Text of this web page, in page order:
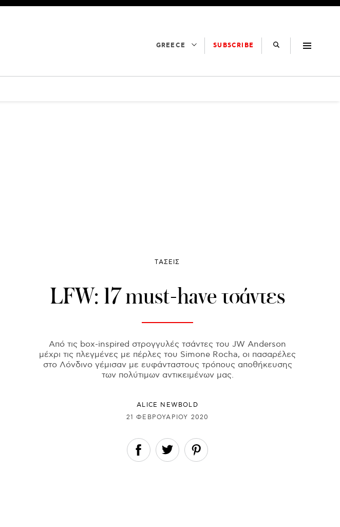
GREECE SUBSCRIBE
ΤΑΣΕΙΣ
LFW: 17 must-have τσάντες
Από τις box-inspired στρογγυλές τσάντες του JW Anderson
μέχρι τις πλεγμένες με πέρλες του Simone Rocha, οι πασαρέλες
στο Λόνδινο γέμισαν με ευφάνταστους τρόπους αποθήκευσης
των πολύτιμων αντικειμένων μας.
ALICE NEWBOLD
21 ΦΕΒΡΟΥΑΡΊΟΥ 2020